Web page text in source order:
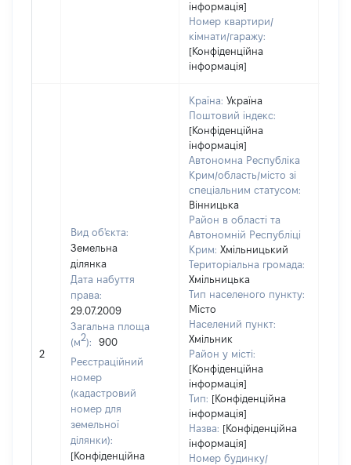
інформація]
Номер квартири/
кімнати/гаражу:
[Конфіденційна
інформація]
2
Вид об'єкта:
Земельна
ділянка
Дата набуття
права:
29.07.2009
Загальна площа
(м2):
900
Реєстраційний
номер
(кадастровий
номер для
земельної
ділянки):
[Конфіденційна
Країна: Україна
Поштовий індекс:
[Конфіденційна
інформація]
Автономна Республіка
Крим/область/місто зі
спеціальним статусом:
Вінницька
Район в області та
Автономній Республіці
Крим: Хмільницький
Територіальна громада:
Хмільницька
Тип населеного пункту:
Місто
Населений пункт:
Хмільник
Район у місті:
[Конфіденційна
інформація]
Тип: [Конфіденційна
інформація]
Назва: [Конфіденційна
інформація]
Номер будинку/